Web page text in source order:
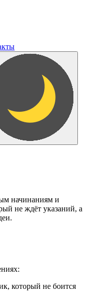
начинаниям и
не ждёт указаний, а
который не боится